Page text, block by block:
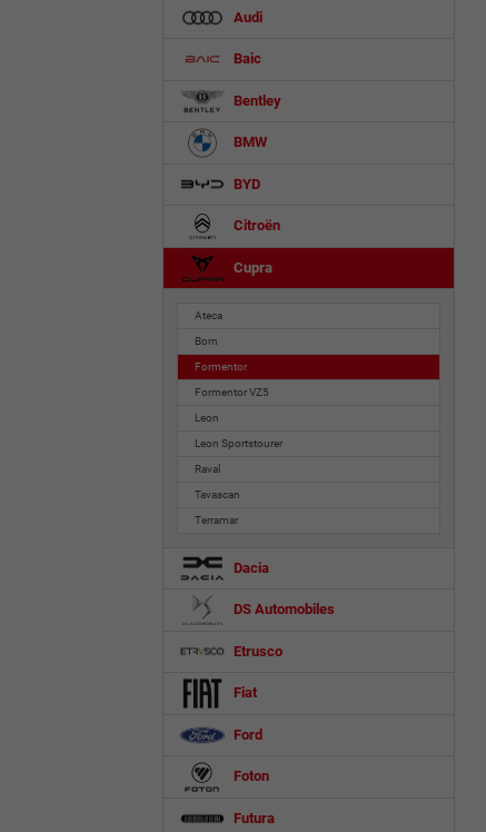
Audi
Baic
Bentley
BMW
BYD
Citroën
Cupra
Ateca
Born
Formentor
Formentor VZ5
Leon
Leon Sportstourer
Raval
Tavascan
Terramar
Dacia
DS Automobiles
Etrusco
Fiat
Ford
Foton
Futura